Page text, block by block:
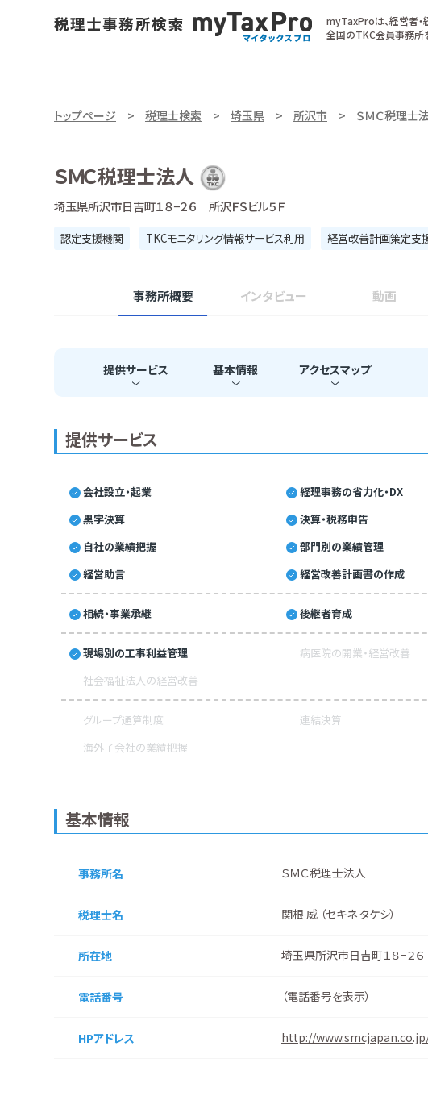
myTaxProは、経営者
全国のTKC会員事務所
トップページ 税理士検索 埼玉県 所沢市 ＳＭＣ税理士
ＳＭＣ税理士法人
埼玉県所沢市日吉町１８−２６ 所沢ＦＳビル５Ｆ
認定支援機関 TKCモニタリング情報サービス利用 経営改善計画策定支
事務所概要 インタビュー 動画
提供サービス 基本情報 アクセスマップ
提供サービス
会社設立・起業 経理事務の省力化・DX
黒字決算
決算・税務申告
自社の業績把握
部門別の業績管理
経営助言
経営改善計画書の作成
相続・事業承継 後継者育成
現場別の工事利益管理 病医院の開業・経営改善
社会福祉法人の経営改善
グループ通算制度 連結決算
海外子会社の業績把握
基本情報
事務所名 ＳＭＣ税理士法人
税理士名 関根 威 （セキネ タケシ）
所在地 埼玉県所沢市日吉町１８−２
電話番号 （電話番号を表示）
HPアドレス http://